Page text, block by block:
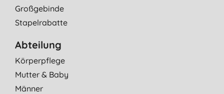
Großgebinde
Stapelrabatte
Abteilung
Körperpflege
Mutter & Baby
Männer